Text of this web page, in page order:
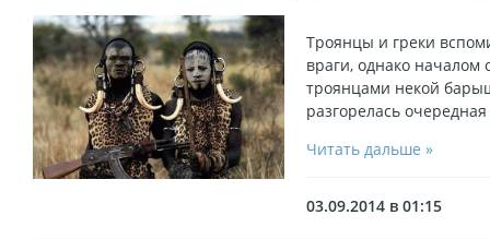
Троянцы и греки
враги, однако
троянцами некой
разгорелась
Читать дальше »
03.09.2014 в 01:15